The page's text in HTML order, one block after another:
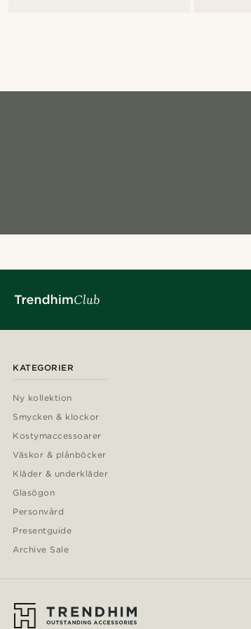
KATEGORIER
Ny kollektion
Smycken & klockor
Kostymaccessoarer
Väskor & plånböcker
Kläder & underkläder
Glasögon
Personvård
Presentguide
Archive Sale